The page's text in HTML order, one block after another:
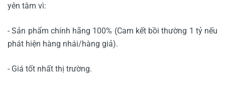
yên tâm vì:
- Sản phẩm chính hãng 100% (Cam kết bồi thường 1 tỷ nếu
phát hiện hàng nhái/hàng giả).
- Giá tốt nhất thị trường.